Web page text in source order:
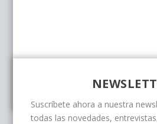
Suscríbete ahora a nuestra
todas las novedades,